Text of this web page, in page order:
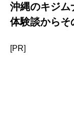
沖縄のキジム
体験談からそ
[PR]